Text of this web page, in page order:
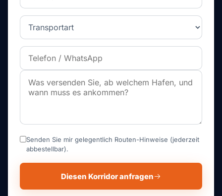
Senden Sie mir gelegentlich Routen-Hinweise (jederzeit
abbestellbar).
Diesen Korridor anfragen